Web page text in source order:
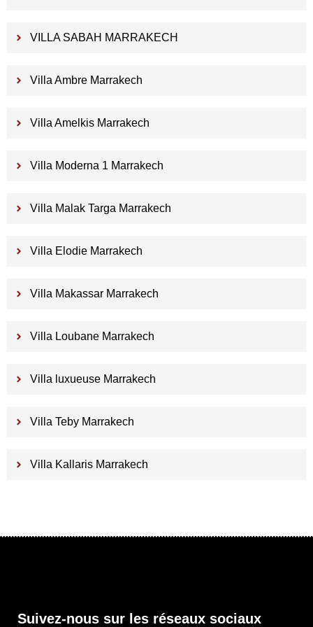
VILLA SABAH MARRAKECH
Villa Ambre Marrakech
Villa Amelkis Marrakech
Villa Moderna 1 Marrakech
Villa Malak Targa Marrakech
Villa Elodie Marrakech
Villa Makassar Marrakech
Villa Loubane Marrakech
Villa luxueuse Marrakech
Villa Teby Marrakech
Villa Kallaris Marrakech
Suivez-nous sur les réseaux sociaux